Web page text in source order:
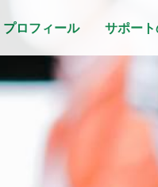
プロフィール サポー